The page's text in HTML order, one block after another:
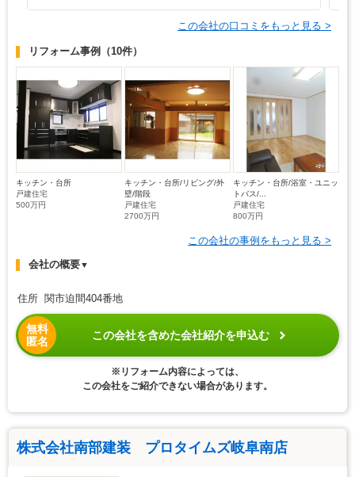
この会社の口コミをもっと見る >
リフォーム事例 （10件）
キッチン・台所
戸建住宅
500万円
キッチン・台所/リビング/外
壁/階段
戸建住宅
2700万円
キッチン・台所/浴室・ユニッ
トバス/...
戸建住宅
800万円
この会社の事例をもっと見る >
会社の概要▼
住所 関市迫間404番地
無料
匿名
この会社を含めた会社紹介を申込む
※リフォーム内容によっては、
この会社をご紹介できない場合があります。
株式会社南部建装 プロタイムズ岐阜南店